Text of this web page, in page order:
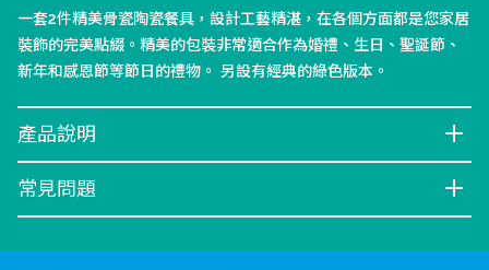
一套2件精美骨瓷陶瓷餐具，設計工藝精湛，在各個方面都是您家居
裝飾的完美點綴。精美的包裝非常適合作為婚禮、生日、聖誕節、
新年和感恩節等節日的禮物。 另設有經典的綠色版本。
產品說明
常見問題